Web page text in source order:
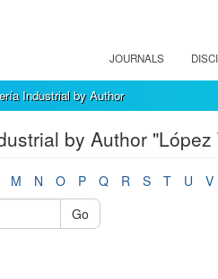
JOURNALS
Industrial by Author
by Author "López
M N O P Q R S T U V
Go